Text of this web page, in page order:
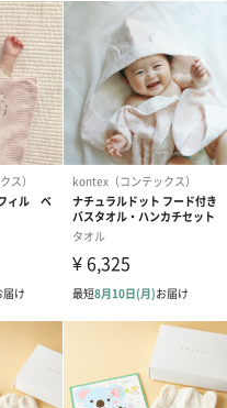
れるボタンがあるのでとて
です。
のタオルセットです。
ル地は、撚りのない柔らか
ープがランダムに顔をのぞ